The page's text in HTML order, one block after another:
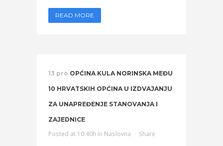
READ MORE
13 pro OPĆINA KULA NORINSKA MEĐU
10 HRVATSKIH OPĆINA U IZDVAJANJU
ZA UNAPREĐENJE STANOVANJA I
ZAJEDNICE
Posted at 10:40h in Naslovna Share